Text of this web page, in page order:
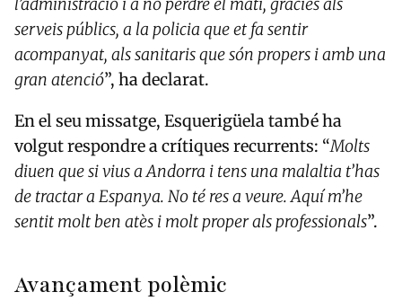
l’administració i a no perdre el matí, gràcies als
serveis públics, a la policia que et fa sentir
acompanyat, als sanitaris que són propers i amb una
gran atenció”, ha declarat.
En el seu missatge, Esquerigüela també ha
volgut respondre a crítiques recurrents: “Molts
diuen que si vius a Andorra i tens una malaltia t’has
de tractar a Espanya. No té res a veure. Aquí m’he
sentit molt ben atès i molt proper als professionals”.
Avançament polèmic